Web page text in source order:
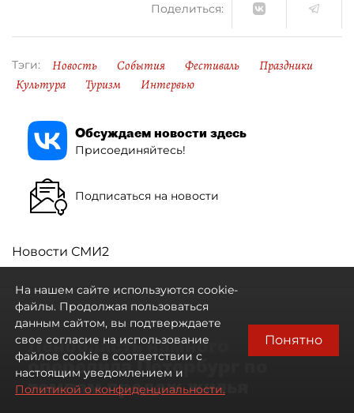
Поделиться:
Тэги: Новость События Фестиваль
Праздники
Культура
Туризм Интервью
Обсуждаем новости здесь
Присоединяйтесь!
Подписаться на новости
Новости СМИ2
Ленобласть намного
опередила Петербург по
темпам продаж жилья
На нашем сайте используются cookie-
файлы. Продолжая пользоваться
данным сайтом, вы подтверждаете
свое согласие на использование
файлов cookie в соответствии с
настоящим уведомлением и
Политикой о конфиденциальности.
Понятно